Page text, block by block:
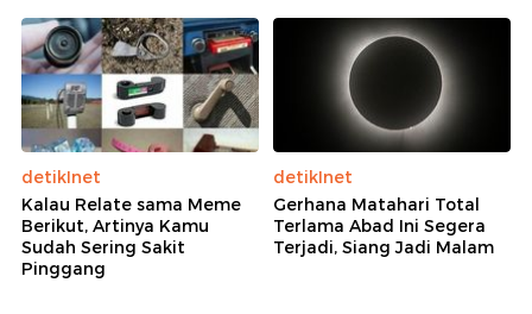
detikInet
Kalau Relate sama Meme
Berikut, Artinya Kamu
Sudah Sering Sakit
Pinggang
detikInet
Gerhana Matahari Total
Terlama Abad Ini Segera
Terjadi, Siang Jadi Malam